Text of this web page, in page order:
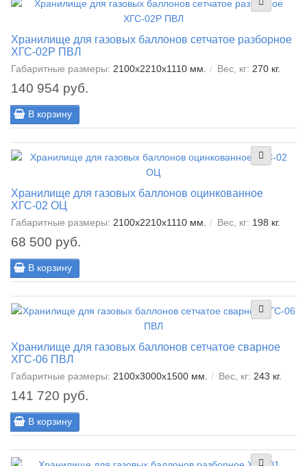
Хранилище для газовых баллонов сетчатое разборное
ХГС-02Р ПВЛ
Габаритные размеры: 2100х2210х1110 мм. Вес, кг: 270 кг.
140 954 руб.
В корзину
Хранилище для газовых баллонов оцинкованное
ХГС-02 ОЦ
Габаритные размеры: 2100х2210х1110 мм. Вес, кг: 198 кг.
68 500 руб.
В корзину
Хранилище для газовых баллонов сетчатое сварное
ХГС-06 ПВЛ
Габаритные размеры: 2100х3000х1500 мм. Вес, кг: 243 кг.
141 720 руб.
В корзину